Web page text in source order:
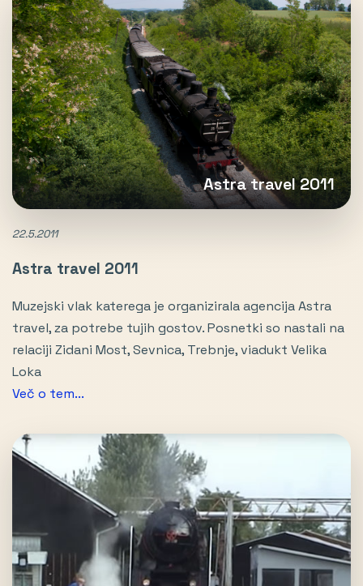
Astra travel 2011
22.5.2011
Astra travel 2011
Muzejski vlak katerega je organizirala agencija Astra
travel, za potrebe tujih gostov. Posnetki so nastali na
relaciji Zidani Most, Sevnica, Trebnje, viadukt Velika
Loka
Več o tem...